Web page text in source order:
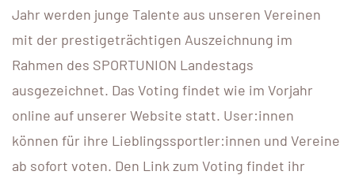
Jahr werden junge Talente aus unseren Vereinen
mit der prestigeträchtigen Auszeichnung im
Rahmen des SPORTUNION Landestags
ausgezeichnet. Das Voting findet wie im Vorjahr
online auf unserer Website statt. User:innen
können für ihre Lieblingssportler:innen und Vereine
ab sofort voten. Den Link zum Voting findet ihr